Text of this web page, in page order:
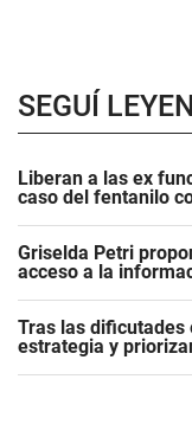
SEGUÍ
Liberan a las ex
caso del fentanilo
Griselda Petri
acceso a la
Tras las dificutades
estrategia y